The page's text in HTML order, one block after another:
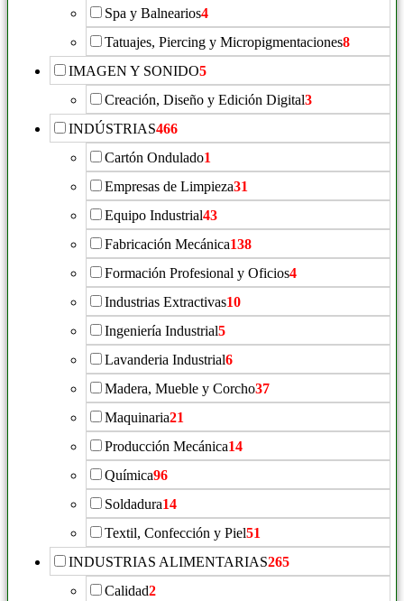
Spa y Balnearios4
Tatuajes, Piercing y Micropigmentaciones8
IMAGEN Y SONIDO5
Creación, Diseño y Edición Digital3
INDÚSTRIAS466
Cartón Ondulado1
Empresas de Limpieza31
Equipo Industrial43
Fabricación Mecánica138
Formación Profesional y Oficios4
Industrias Extractivas10
Ingeniería Industrial5
Lavanderia Industrial6
Madera, Mueble y Corcho37
Maquinaria21
Producción Mecánica14
Química96
Soldadura14
Textil, Confección y Piel51
INDUSTRIAS ALIMENTARIAS265
Calidad2